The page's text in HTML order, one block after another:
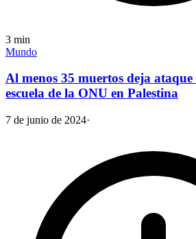
3 min
Mundo
Al menos 35 muertos deja
escuela de la ONU en Palestina
7 de junio de 2024·